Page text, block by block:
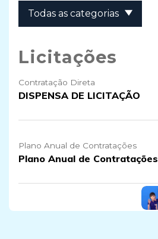
Todas as categorias
Licitações
Contratação Direta
DISPENSA DE LICITAÇÃO
Plano Anual de Contratações
Plano Anual de Contratações